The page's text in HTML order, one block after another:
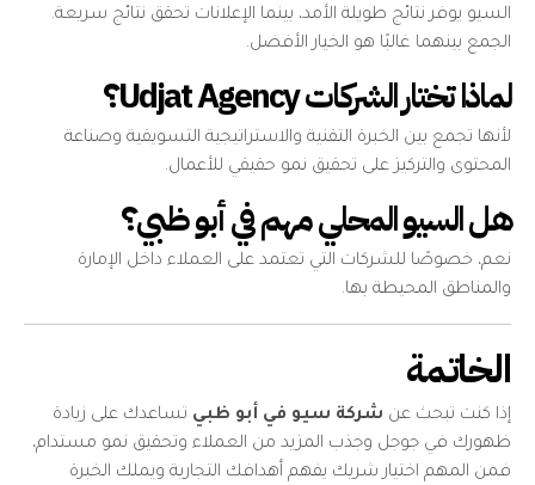
السيو يوفر نتائج طويلة الأمد، بينما الإعلانات تحقق نتائج سريعة.
الجمع بينهما غالبًا هو الخيار الأفضل.
لماذا تختار الشركات Udjat Agency؟
لأنها تجمع بين الخبرة التقنية والاستراتيجية التسويقية وصناعة
المحتوى والتركيز على تحقيق نمو حقيقي للأعمال.
هل السيو المحلي مهم في أبو ظبي؟
نعم، خصوصًا للشركات التي تعتمد على العملاء داخل الإمارة
والمناطق المحيطة بها.
الخاتمة
إذا كنت تبحث عن شركة سيو في أبو ظبي تساعدك على زيادة
ظهورك في جوجل وجذب المزيد من العملاء وتحقيق نمو مستدام،
فمن المهم اختيار شريك يفهم أهدافك التجارية ويملك الخبرة